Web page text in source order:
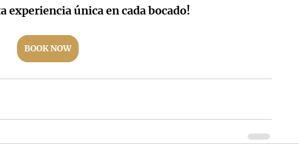
experiencia única en cada bocado!
BOOK NOW